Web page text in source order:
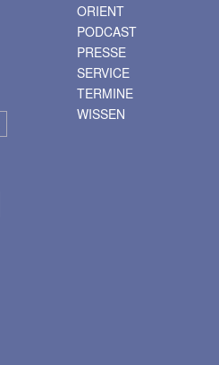
ORIENT
PODCAST
PRESSE
SERVICE
TERMINE
WISSEN